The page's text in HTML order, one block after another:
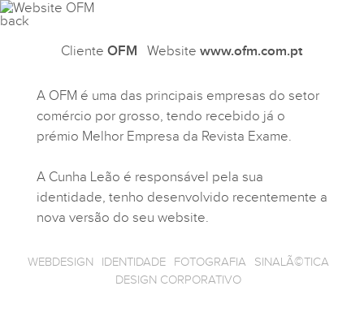
ClienteOFM Websitewww.ofm.com.pt
A OFM é uma das principais empresas do setor
comércio por grosso, tendo recebido já o
prémio Melhor Empresa da Revista Exame.
A Cunha Leão é responsável pela sua
identidade, tenho desenvolvido recentemente a
nova versão do seu website.
WEBDESIGN IDENTIDADE FOTOGRAFIA
SINALÃ©TICA
DESIGN CORPORATIVO